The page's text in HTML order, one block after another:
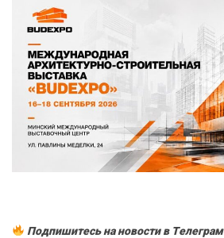
Подпишитесь на новости в Tелеграм